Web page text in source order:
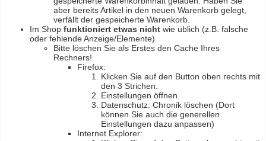
7er-VE Bio Tee Wilde Brennnessel 60g Belt's Bio
aber bereits Artikel in den neuen Warenkorb gelegt,
verfällt der gespeicherte Warenkorb.
Im Shop funktioniert etwas nicht wie üblich (z.B. falsche
oder fehlende Anzeige/Elemente)
Bitte löschen Sie als Erstes den Cache Ihres
Rechners!
Firefox:
Klicken Sie auf den Button oben rechts mit
den 3 Strichen.
Einstellungen öffnen
Datenschutz: Chronik löschen (Dort
können Sie auch die generellen
Einstellungen dazu anpassen)
Internet Explorer: